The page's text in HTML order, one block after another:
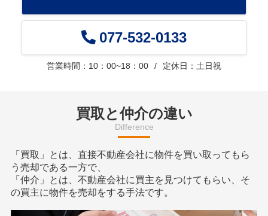
077-532-0133
営業時間：10：00~18：00 定休日：土日祝
買取と仲介の違い
Difference
「買取」とは、直接不動産会社に物件を買い取ってもら
う売却である一方で、
「仲介」とは、不動産会社に買主を見つけてもらい、そ
の買主に物件を売却をする手法です。